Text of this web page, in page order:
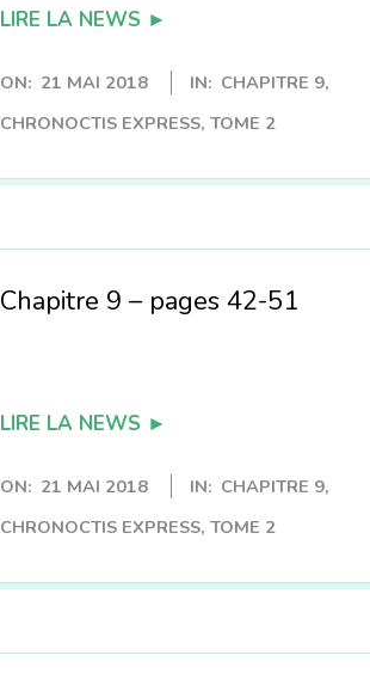
LIRE LA NEWS ►
ON: 21 MAI 2018 IN: CHAPITRE 9,
CHRONOCTIS EXPRESS, TOME 2
Chapitre 9 – pages 42-51
LIRE LA NEWS ►
ON: 21 MAI 2018 IN: CHAPITRE 9,
CHRONOCTIS EXPRESS, TOME 2